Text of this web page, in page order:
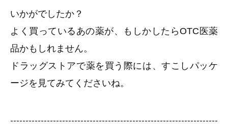
いかがでしたか？
よく買っているあの薬が、もしかしたらOTC医薬
品かもしれません。
ドラッグストアで薬を買う際には、すこしパッケ
ージを見てみてくださいね。
--------------------------------------------------------------------